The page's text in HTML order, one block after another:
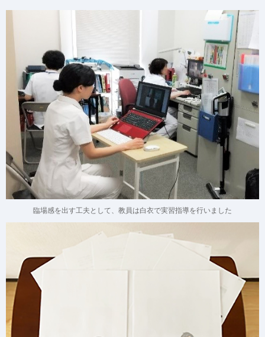
臨場感を出す工夫として、教員は白衣で実習指導を行いました